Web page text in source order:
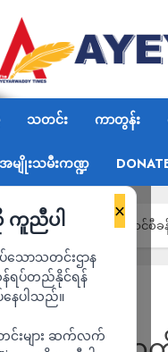
သတင်း ကာတွန်း
အမျိုးသမီးကဏ္ဍ
×
ကူညီပါ
ာသတင်းဌာန
ရပ်တည်နိုင်ရန်
ပါသည်။
းများ ဆက်လက်
က်စပ်တယ်ဆိုပြီး စစ်ကောင်စီခ